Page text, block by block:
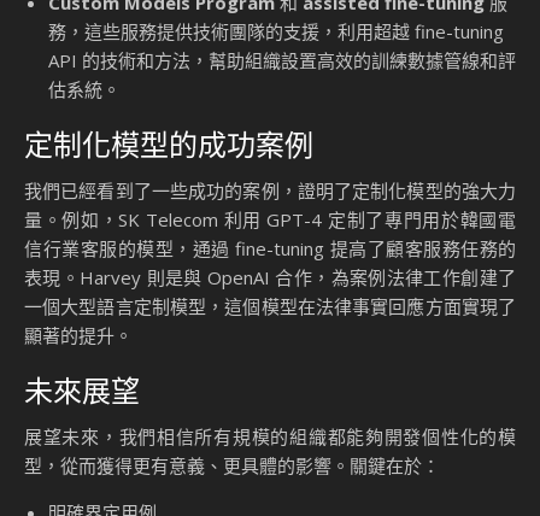
務，這些服務提供技術團隊的支援，利用超越 fine-tuning
API 的技術和方法，幫助組織設置高效的訓練數據管線和評
估系統。
定制化模型的成功案例
我們已經看到了一些成功的案例，證明了定制化模型的強大力
量。例如，SK Telecom 利用 GPT-4 定制了專門用於韓國電
信行業客服的模型，通過 fine-tuning 提高了顧客服務任務的
表現。Harvey 則是與 OpenAI 合作，為案例法律工作創建了
一個大型語言定制模型，這個模型在法律事實回應方面實現了
顯著的提升。
未來展望
展望未來，我們相信所有規模的組織都能夠開發個性化的模
型，從而獲得更有意義、更具體的影響。關鍵在於：